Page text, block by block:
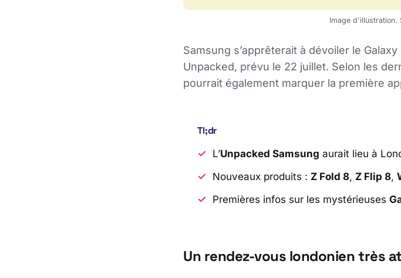
Image d'illustration.
Samsung s’apprêterait à dévoiler le
Unpacked, prévu le 22 juillet. Selon les
pourrait également marquer la première
Tl;dr
L’Unpacked Samsung aurait lieu à
Nouveaux produits : Z Fold 8, Z Flip 8,
Premières infos sur les mystérieuses
Un rendez-vous londonien très